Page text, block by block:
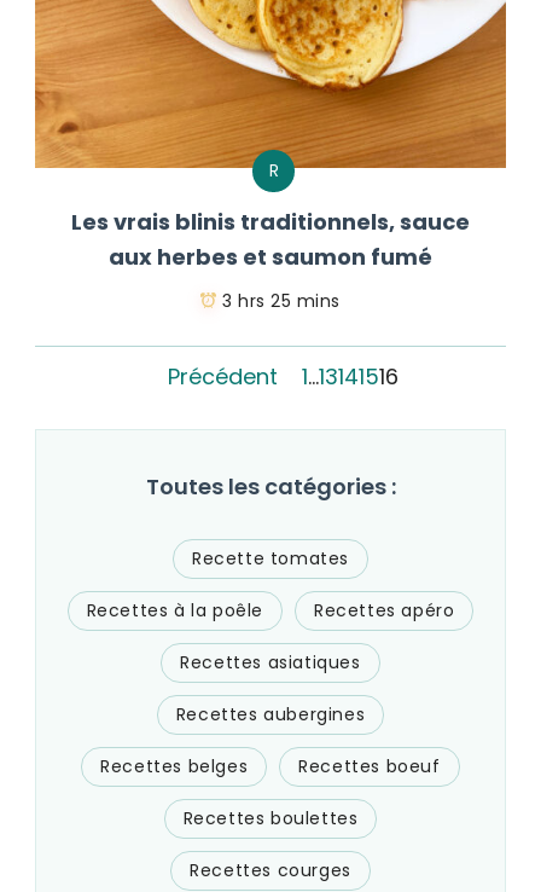
R
Les vrais blinis traditionnels, sauce
aux herbes et saumon fumé
3 hrs 25 mins
Précédent 1…13141516
Toutes les catégories :
Recette tomates
Recettes à la poêle Recettes apéro
Recettes asiatiques
Recettes aubergines
Recettes belges Recettes boeuf
Recettes boulettes
Recettes courges